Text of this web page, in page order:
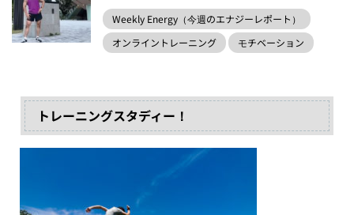
Weekly Energy（今週のエナジーレポート）
オンライントレーニング
モチベーション
トレーニングスタディー！